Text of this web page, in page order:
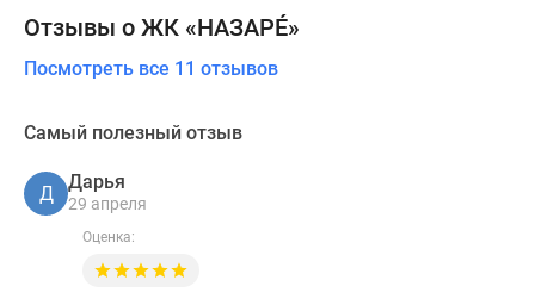
Отзывы о ЖК «НАЗАРÉ»
Посмотреть все 11 отзывов
Самый полезный отзыв
Д
Дарья
29 апреля
Оценка: